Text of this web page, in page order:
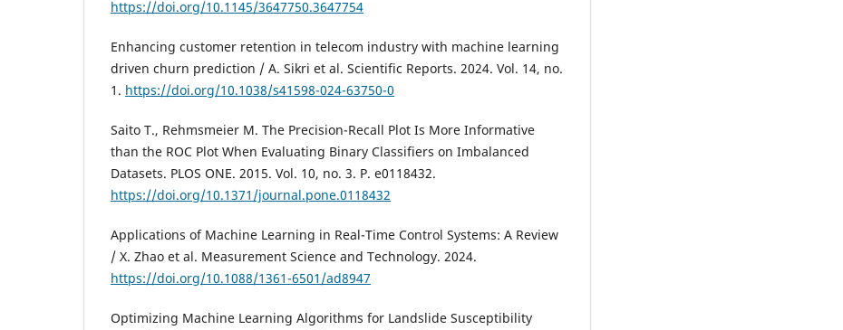
https://doi.org/10.1145/3647750.3647754
Enhancing customer retention in telecom industry with machine learning
driven churn prediction / A. Sikri et al. Scientific Reports. 2024. Vol. 14, no.
1. https://doi.org/10.1038/s41598-024-63750-0
Saito T., Rehmsmeier M. The Precision-Recall Plot Is More Informative
than the ROC Plot When Evaluating Binary Classifiers on Imbalanced
Datasets. PLOS ONE. 2015. Vol. 10, no. 3. P. e0118432.
https://doi.org/10.1371/journal.pone.0118432
Applications of Machine Learning in Real-Time Control Systems: A Review
/ X. Zhao et al. Measurement Science and Technology. 2024.
https://doi.org/10.1088/1361-6501/ad8947
Optimizing Machine Learning Algorithms for Landslide Susceptibility